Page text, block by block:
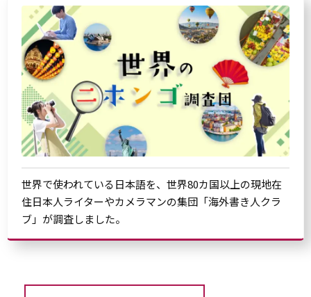
世界で使われている日本語を、世界80カ国以上の現地在
住日本人ライターやカメラマンの集団「海外書き人クラ
ブ」が調査しました。